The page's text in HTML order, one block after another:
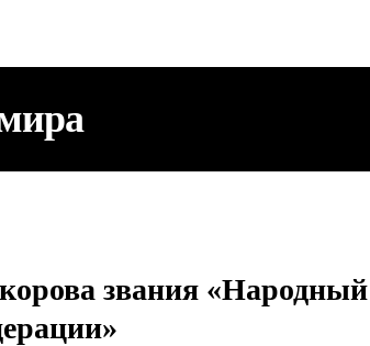
звания «Народный